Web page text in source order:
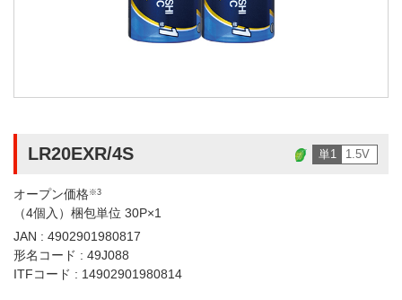
LR20EXR/4S 単1 1.5V
オープン価格※3
（4個入）梱包単位 30P×1
JAN : 4902901980817
形名コード : 49J088
ITFコード : 14902901980814